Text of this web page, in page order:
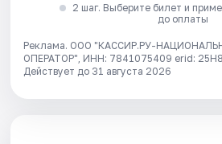
2 шаг. Выберите билет и
до оплаты
Реклама. ООО "КАССИР.РУ-
ОПЕРАТОР", ИНН: 7841075409 erid:
Действует до 31 августа 2026